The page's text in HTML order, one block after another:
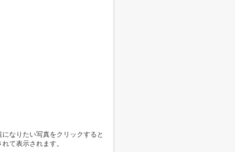
なりたい写真をクリックすると
れて表示されます。